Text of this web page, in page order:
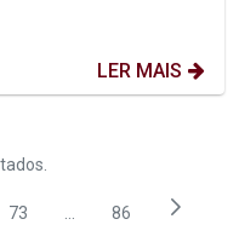
LER MAIS
Usar ABA para navegar.
Página
73 PáginasPágina
86